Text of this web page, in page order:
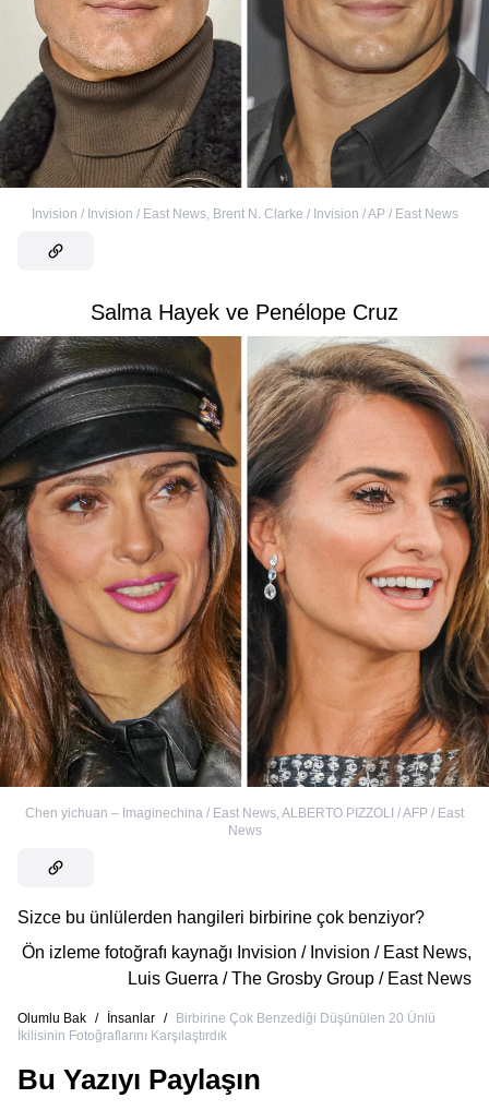
Invision / Invision / East News, Brent N. Clarke / Invision / AP / East News
Salma Hayek ve Penélope Cruz
Chen yichuan – Imaginechina / East News, ALBERTO PIZZOLI / AFP / East
News
Sizce bu ünlülerden hangileri birbirine çok benziyor?
Ön izleme fotoğrafı kaynağı Invision / Invision / East News,
Luis Guerra / The Grosby Group / East News
Olumlu Bak / İnsanlar /
Birbirine Çok Benzediği Düşünülen 20 Ünlü
İkilisinin Fotoğraflarını Karşılaştırdık
Bu Yazıyı Paylaşın